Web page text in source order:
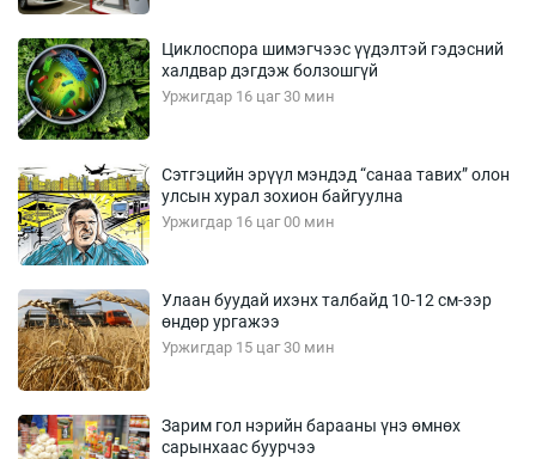
Циклоспора шимэгчээс үүдэлтэй гэдэсний
халдвар дэгдэж болзошгүй
Уржигдар 16 цаг 30 мин
Сэтгэцийн эрүүл мэндэд “санаа тавих” олон
улсын хурал зохион байгуулна
Уржигдар 16 цаг 00 мин
Улаан буудай ихэнх талбайд 10-12 см-ээр
өндөр ургажээ
Уржигдар 15 цаг 30 мин
Зарим гол нэрийн барааны үнэ өмнөх
сарынхаас буурчээ